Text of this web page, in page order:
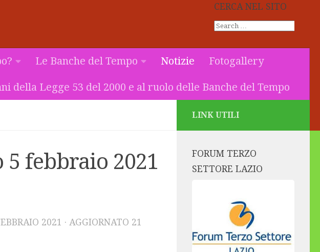
CERCA NEL SITO
Le Banche del Tempo Notizie Fotogallery
della Legge 53 del 2000 e al ruolo delle Banche del Tempo
febbraio 2021
2021 · AGGIORNATO 21
LINK UTILI
FORUM TERZO
SETTORE LAZIO